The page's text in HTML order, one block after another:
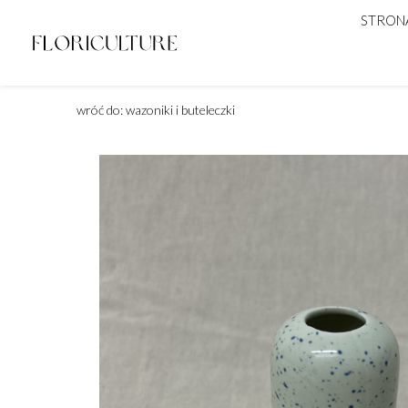
wróć do: wazoniki i buteleczki